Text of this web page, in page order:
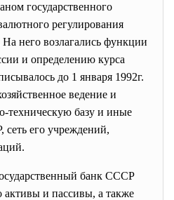
государственного
регулирования
него возлагались функции
и определению курса
до 1 января 1992г.
ведение и
техническую базу и иные
его учреждений,
банк СССР
активы и пассивы, а также